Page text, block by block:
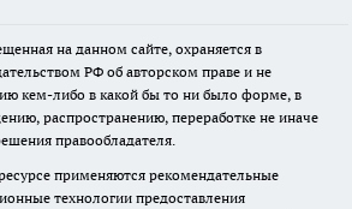
на данном сайте, охраняется в
РФ об авторском праве и не
кем-либо в какой бы то ни было форме, в
распространению, переработке не иначе
правообладателя.
применяются рекомендательные
технологии предоставления